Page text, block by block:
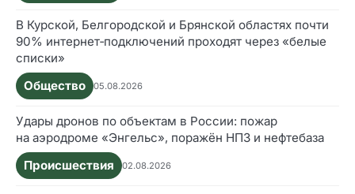
В Курской, Белгородской и Брянской областях почти
90% интернет‑подключений проходят через «белые
списки»
Общество
05.08.2026
Удары дронов по объектам в России: пожар
на аэродроме «Энгельс», поражён НПЗ и нефтебаза
Происшествия
02.08.2026